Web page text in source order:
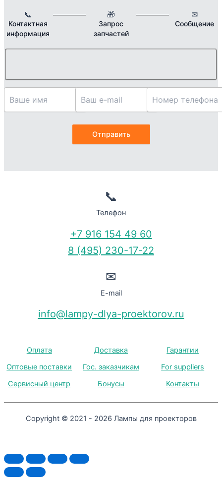
📞
Контактная
информация
🎁
Запрос
запчастей
✉
Сообщение
📞
Телефон
+7 916 154 49 60
8 (495) 230-17-22
✉
E-mail
info@lampy-dlya-proektorov.ru
Оплата Доставка
Гарантии
Оптовые поставки
Гос. заказчикам
For suppliers
Сервисный центр
Бонусы Контакты
Copyright © 2021 - 2026 Лампы для проекторов